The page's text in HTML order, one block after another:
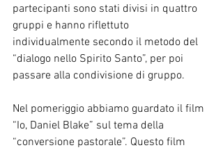
partecipanti sono stati divisi in quattro
gruppi e hanno riflettuto
individualmente secondo il metodo del
“dialogo nello Spirito Santo”, per poi
passare alla condivisione di gruppo.
Nel pomeriggio abbiamo guardato il film
“Io, Daniel Blake” sul tema della
“conversione pastorale”. Questo film